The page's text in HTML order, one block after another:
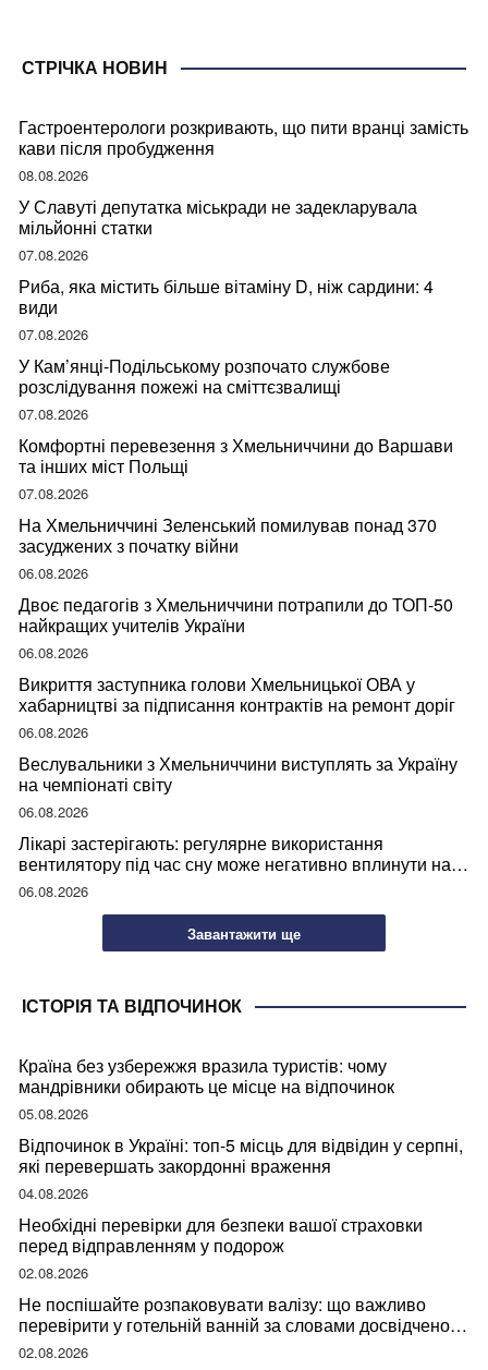
СТРІЧКА НОВИН
Гастроентерологи розкривають, що пити вранці замість
кави після пробудження
08.08.2026
У Славуті депутатка міськради не задекларувала
мільйонні статки
07.08.2026
Риба, яка містить більше вітаміну D, ніж сардини: 4
види
07.08.2026
У Кам’янці-Подільському розпочато службове
розслідування пожежі на сміттєзвалищі
07.08.2026
Комфортні перевезення з Хмельниччини до Варшави
та інших міст Польщі
07.08.2026
На Хмельниччині Зеленський помилував понад 370
засуджених з початку війни
06.08.2026
Двоє педагогів з Хмельниччини потрапили до ТОП-50
найкращих учителів України
06.08.2026
Викриття заступника голови Хмельницької ОВА у
хабарництві за підписання контрактів на ремонт доріг
06.08.2026
Веслувальники з Хмельниччини виступлять за Україну
на чемпіонаті світу
06.08.2026
Лікарі застерігають: регулярне використання
вентилятору під час сну може негативно вплинути на
ваше здоров’я
06.08.2026
Завантажити ще
ІСТОРІЯ ТА ВІДПОЧИНОК
Країна без узбережжя вразила туристів: чому
мандрівники обирають це місце на відпочинок
05.08.2026
Відпочинок в Україні: топ-5 місць для відвідин у серпні,
які перевершать закордонні враження
04.08.2026
Необхідні перевірки для безпеки вашої страховки
перед відправленням у подорож
02.08.2026
Не поспішайте розпаковувати валізу: що важливо
перевірити у готельній ванній за словами досвідченої
мандрівниці
02.08.2026